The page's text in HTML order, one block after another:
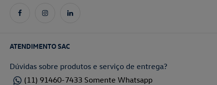
ATENDIMENTO SAC
Dúvidas sobre produtos e serviço de entrega?
(11) 91460-7433 Somente Whatsapp